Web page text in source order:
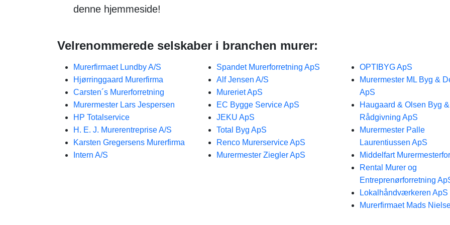
denne hjemmeside!
Velrenommerede selskaber i branchen murer:
Murerfirmaet Lundby A/S
Hjørringgaard Murerfirma
Carsten´s Murerforretning
Murermester Lars Jespersen
HP Totalservice
H. E. J. Murerentreprise A/S
Karsten Gregersens Murerfirma
Intern A/S
Spandet Murerforretning ApS
Alf Jensen A/S
Mureriet ApS
EC Bygge Service ApS
JEKU ApS
Total Byg ApS
Renco Murerservice ApS
Murermester Ziegler ApS
OPTIBYG ApS
Murermester ML Byg &
ApS
Haugaard & Olsen Byg &
Rådgivning ApS
Murermester Palle
Laurentiussen ApS
Middelfart
Rental Murer og
Entreprenørforretning
Lokalhåndværkeren ApS
Murerfirmaet Mads